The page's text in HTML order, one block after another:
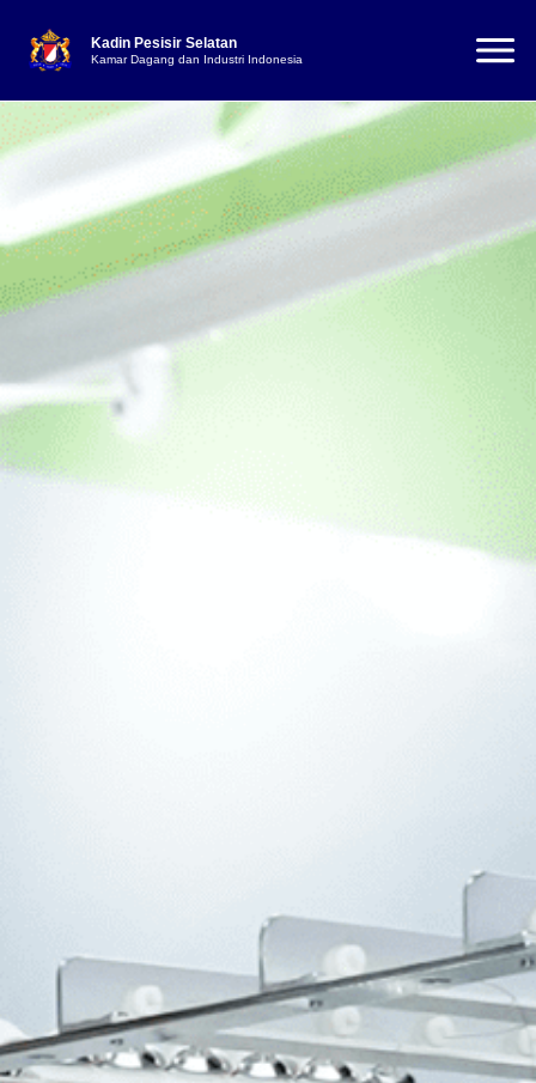
Kadin Pesisir Selatan
Kamar Dagang dan Industri Indonesia